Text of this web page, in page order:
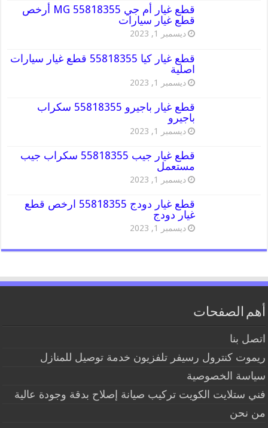
قطع غيار أم جي MG 55818355 أرخص
قطع غيار سيارات
ديسمبر 1, 2023
قطع غيار كيا 55818355 قطع غيار سيارات
اصلية
ديسمبر 1, 2023
قطع غيار باجيرو 55818355 سكراب
باجيرو
ديسمبر 1, 2023
قطع غيار جيب 55818355 سكراب جيب
مستعمل
ديسمبر 1, 2023
قطع غيار دودج 55818355 ارخص قطع
غيار دودج
ديسمبر 1, 2023
أهم الصفحات
اتصل بنا
ريموت كنترول رسيفر تلفزيون خدمة توصيل للمنازل
سياسة الخصوصية
فني ستلايت الكويت تركيب صيانة إصلاح بدقة وجودة عالية
من نحن